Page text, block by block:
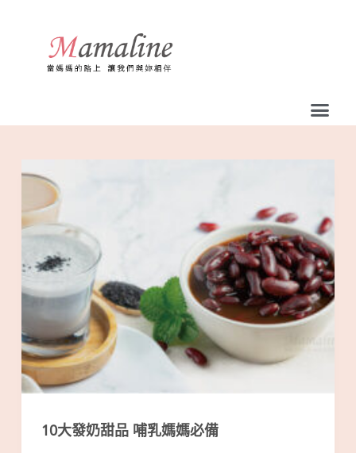
容
10大發奶甜品 哺乳媽媽必備